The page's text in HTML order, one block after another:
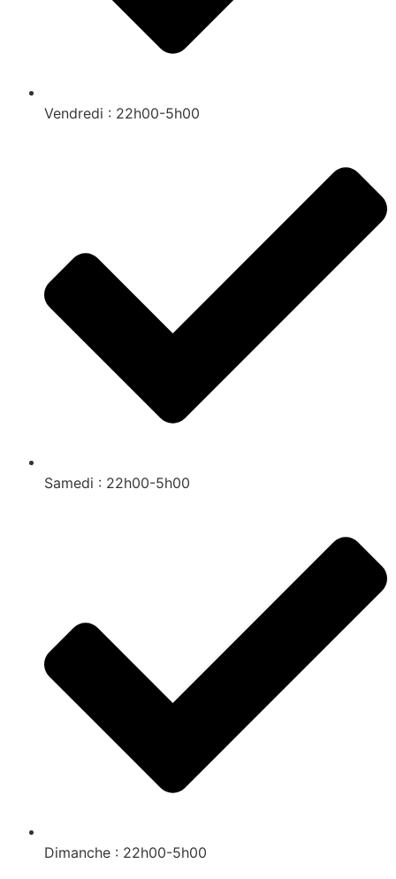
Vendredi : 22h00-5h00
Samedi : 22h00-5h00
Dimanche : 22h00-5h00